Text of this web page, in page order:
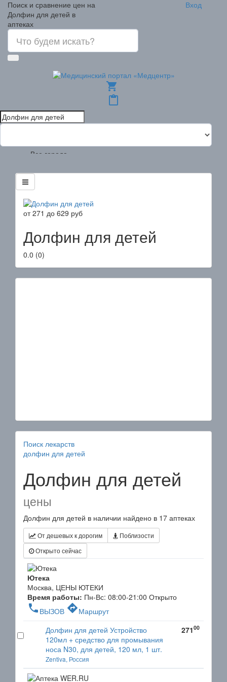
Поиск и сравнение цен на
Долфин для детей в
аптеках
Вход
shopping_cart
content_paste
Все города
от271 до 629 руб
Долфин для детей
0.0 (0)
Поиск лекарств
долфин для детей
Долфин для детей
цены
Долфин для детей в наличии найдено в 17 аптеках
От дешевых к дорогим
Поблизости
Открыто сейчас
Ютека
Москва, ЦЕНЫ ЮТЕКИ
Время работы: Пн-Вс: 08:00-21:00 Открыто
phone ВЫЗОВ directionsМаршрут
Долфин для детей Устройство
120мл + средство для промывания
носа N30, для детей, 120 мл, 1 шт.
Zentiva, Россия
27100